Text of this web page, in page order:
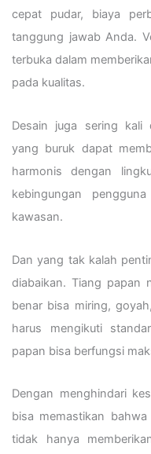
cepat pudar, biaya
tanggung jawab Anda.
terbuka dalam
pada kualitas.
Desain juga sering kali
yang buruk dapat
harmonis dengan
kebingungan
kawasan.
Dan yang tak kalah
diabaikan. Tiang papan
benar bisa miring,
harus mengikuti
papan bisa berfungsi
Dengan menghindari
bisa memastikan
tidak hanya